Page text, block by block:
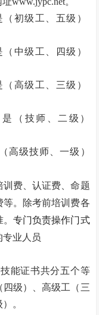
初级工、五级）
中级工、四级）
高级工、三级）
（技师、二级）
高级技师、一级）
训费、认证费、命题
等。除考前培训费各
。专门负责操作门式
专业人员
能证书共分五个等
四级）、高级工（三
。